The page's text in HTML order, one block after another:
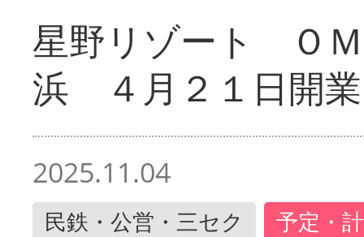
星野リゾート Ｏ
浜 ４月２１日開業
2025.11.04
民鉄・公営・三セク 予定・